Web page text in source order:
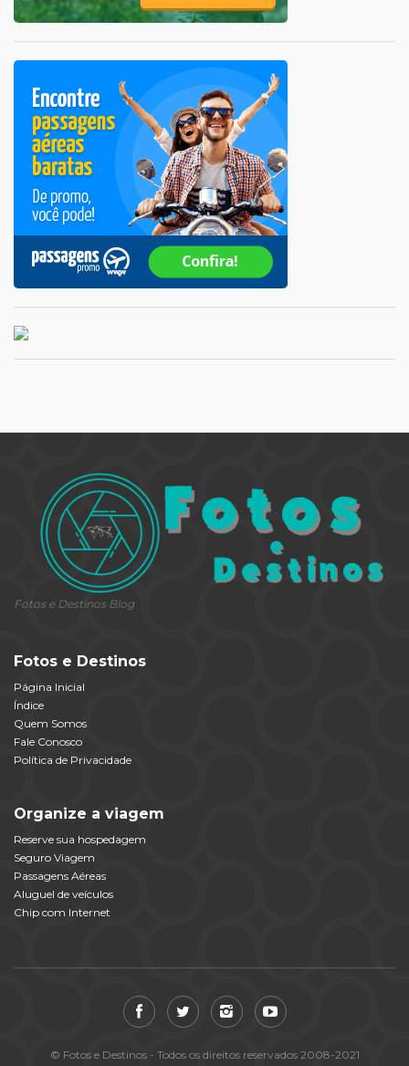
Fotos e Destinos Blog
Fotos e Destinos
Página Inicial
Índice
Quem Somos
Fale Conosco
Política de Privacidade
Organize a viagem
Reserve sua hospedagem
Seguro Viagem
Passagens Aéreas
Aluguel de veículos
Chip com Internet
© Fotos e Destinos - Todos os direitos reservados 2008-2021